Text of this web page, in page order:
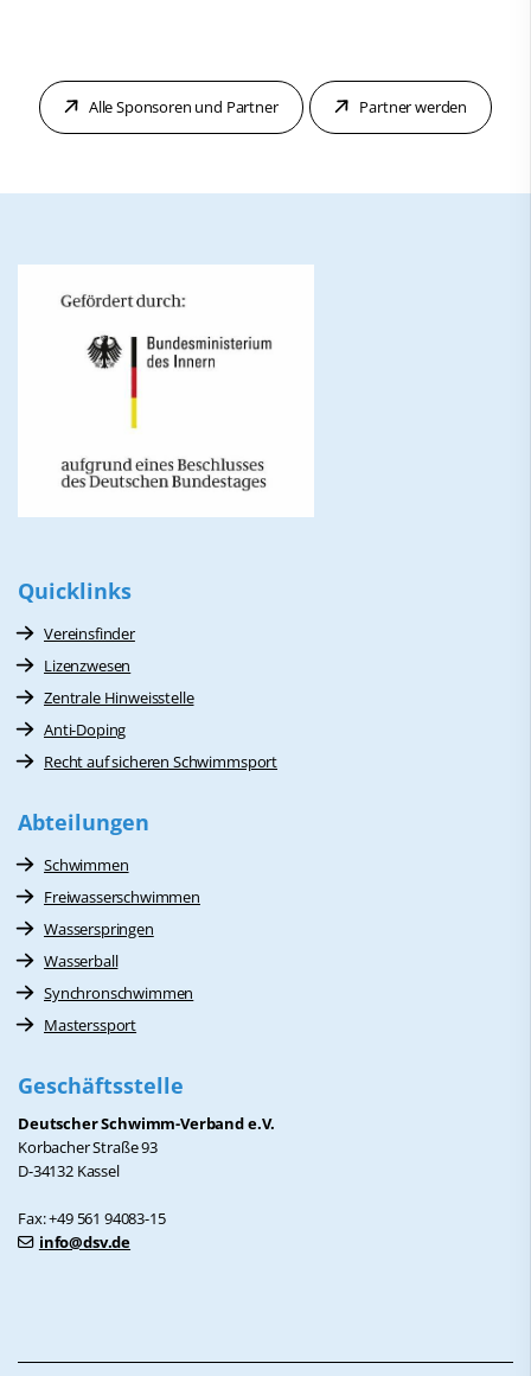
Alle Sponsoren und Partner Partner werden
Quicklinks
Vereinsfinder
Lizenzwesen
Zentrale Hinweisstelle
Anti-Doping
Recht auf sicheren Schwimmsport
Abteilungen
Schwimmen
Freiwasserschwimmen
Wasserspringen
Wasserball
Synchronschwimmen
Masterssport
Geschäftsstelle
Deutscher Schwimm-Verband e.V.
Korbacher Straße 93
D-34132 Kassel
Fax: +49 561 94083-15
info@dsv.de